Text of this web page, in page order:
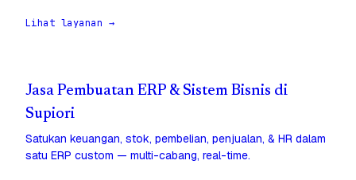
Lihat layanan →
Jasa Pembuatan ERP & Sistem Bisnis di
Supiori
Satukan keuangan, stok, pembelian, penjualan, & HR dalam
satu ERP custom — multi-cabang, real-time.